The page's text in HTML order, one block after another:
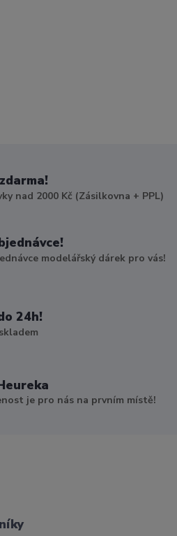
nad 2000 Kč (Zásilkovna + PPL)
modelářský dárek pro vás!
24h!
je pro nás na prvním místě!